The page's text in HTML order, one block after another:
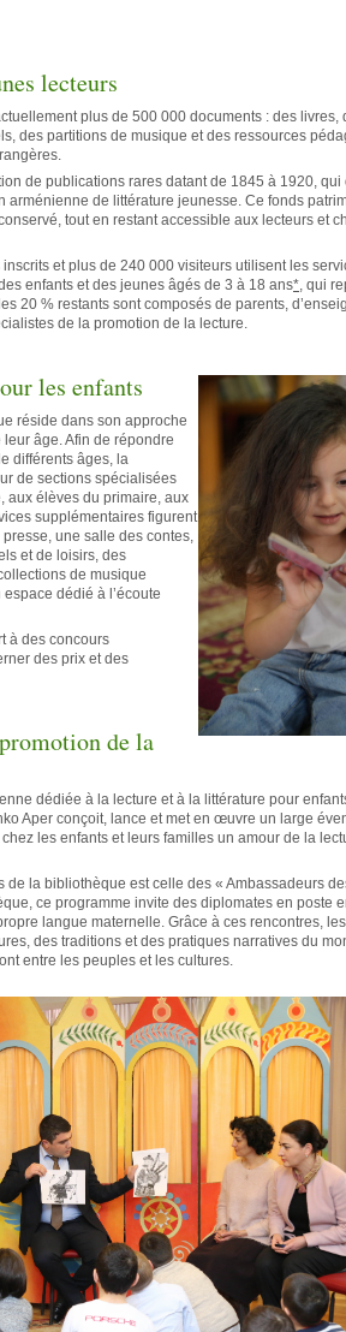
lecteurs
plus de 500 000 documents : des livres,
des partitions de musique et des ressources
de publications rares datant de 1845 à 1920, qui
arménienne de littérature jeunesse. Ce fonds
tout en restant accessible aux lecteurs et
et plus de 240 000 visiteurs utilisent les
enfants et des jeunes âgés de 3 à 18 ans*, qui
20 % restants sont composés de parents,
de la promotion de la lecture.
les enfants
réside dans son approche
âge. Afin de répondre
différents âges, la
de sections spécialisées
aux élèves du primaire, aux
supplémentaires figurent
une salle des contes,
et de loisirs, des
de musique
dédié à l’écoute
à des concours
des prix et des
de la
dédiée à la lecture et à la littérature pour
Aper conçoit, lance et met en œuvre un large
les enfants et leurs familles un amour de la
de la bibliothèque est celle des « Ambassadeurs
ce programme invite des diplomates en poste
langue maternelle. Grâce à ces rencontres,
des traditions et des pratiques narratives du
entre les peuples et les cultures.